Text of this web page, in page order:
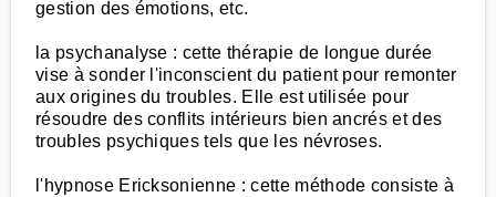
gestion des émotions, etc.
la psychanalyse : cette thérapie de longue durée
vise à sonder l'inconscient du patient pour remonter
aux origines du troubles. Elle est utilisée pour
résoudre des conflits intérieurs bien ancrés et des
troubles psychiques tels que les névroses.
l'hypnose Ericksonienne : cette méthode consiste à